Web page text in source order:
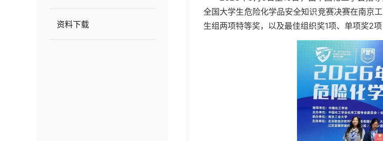
资料下载
全国大学生危险化学品安全知识竞赛决赛在南京
生组两项特等奖，以及最佳组织奖1项、单项奖2